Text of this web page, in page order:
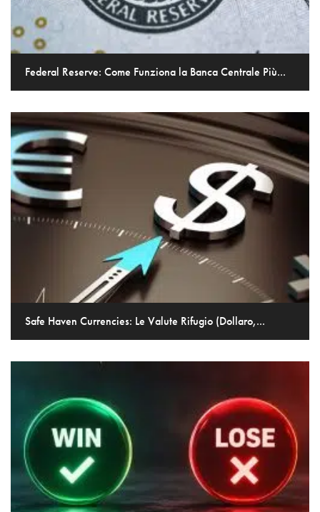
Federal Reserve: Come Funziona la Banca Centrale Più...
Safe Haven Currencies: Le Valute Rifugio (Dollaro,...